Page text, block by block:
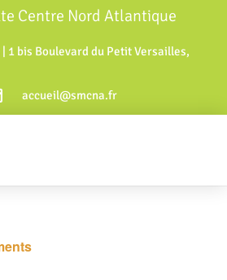
Centre Nord Atlantique
1 bis Boulevard du Petit Versailles,
accueil@smcna.fr